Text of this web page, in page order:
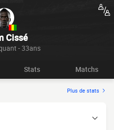
Cissé
- 33ans
Stats Matchs
Plus de stats